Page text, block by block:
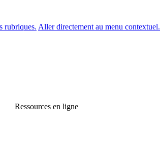
rubriques. Aller directement au menu contextuel.
Ressources en ligne